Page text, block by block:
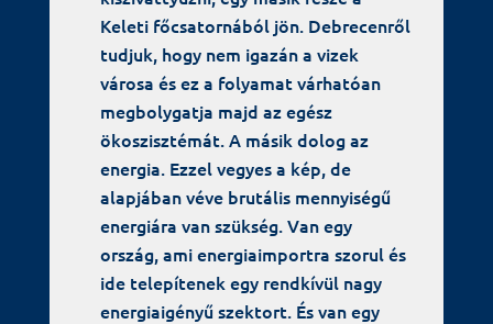
Keleti főcsatornából jön. Debrecenről
tudjuk, hogy nem igazán a vizek
városa és ez a folyamat várhatóan
megbolygatja majd az egész
ökoszisztémát. A másik dolog az
energia. Ezzel vegyes a kép, de
alapjában véve brutális mennyiségű
energiára van szükség. Van egy
ország, ami energiaimportra szorul és
ide telepítenek egy rendkívül nagy
energiaigényű szektort. És van egy